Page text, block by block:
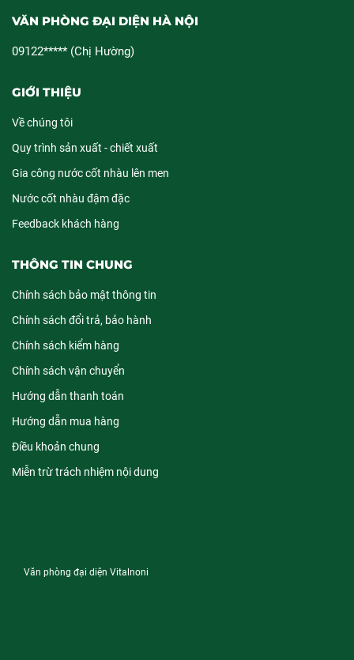
VĂN PHÒNG ĐẠI DIỆN HÀ NỘI
09122***** (Chị Hường)
GIỚI THIỆU
Về chúng tôi
Quy trình sản xuất - chiết xuất
Gia công nước cốt nhàu lên men
Nước cốt nhàu đậm đặc
Feedback khách hàng
THÔNG TIN CHUNG
Chính sách bảo mật thông tin
Chính sách đổi trả, bảo hành
Chính sách kiểm hàng
Chính sách vận chuyển
Hướng dẫn thanh toán
Hướng dẫn mua hàng
Điều khoản chung
Miễn trừ trách nhiệm nội dung
Văn phòng đại diện Vitalnoni